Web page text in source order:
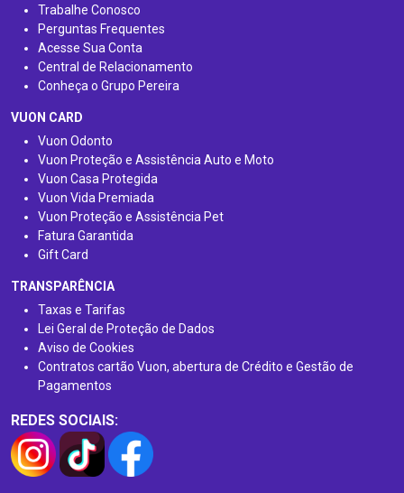
Trabalhe Conosco
Perguntas Frequentes
Acesse Sua Conta
Central de Relacionamento
Conheça o Grupo Pereira
VUON CARD
Vuon Odonto
Vuon Proteção e Assistência Auto e Moto
Vuon Casa Protegida
Vuon Vida Premiada
Vuon Proteção e Assistência Pet
Fatura Garantida
Gift Card
TRANSPARÊNCIA
Taxas e Tarifas
Lei Geral de Proteção de Dados
Aviso de Cookies
Contratos cartão Vuon, abertura de Crédito e Gestão de
Pagamentos
REDES SOCIAIS: